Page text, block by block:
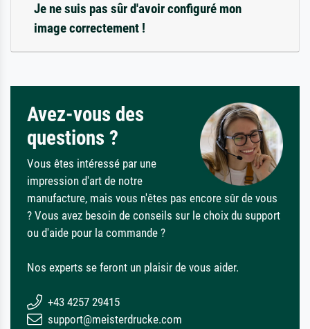
Je ne suis pas sûr d'avoir configuré mon
image correctement !
Avez-vous des
questions ?
Vous êtes intéressé par une
impression d'art de notre
manufacture, mais vous n'êtes pas encore sûr de vous
? Vous avez besoin de conseils sur le choix du support
ou d'aide pour la commande ?
Nos experts se feront un plaisir de vous aider.
+43 4257 29415
support@meisterdrucke.com